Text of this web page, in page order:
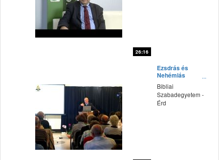
26:16
Ezsdrás és
Nehémiás
könyve - Dr.
Szilvási József
előadása
Bibliai
Szabadegyetem -
Érd